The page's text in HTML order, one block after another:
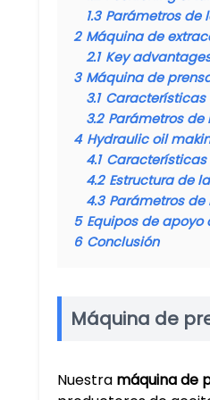
1.3 Parámetros de
2 Máquina de
2.1 Key
3 Máquina de
3.1 Características
3.2 Parámetros
4 Hydraulic oil
4.1
4.2 Estructura de
4.3 Parámetros
5 Equipos de
6 Conclusión
Máquina de
Nuestra ​ ​máquina de